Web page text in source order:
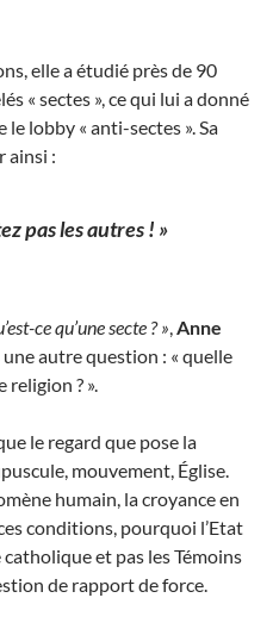
elle a étudié près de 90
« sectes », ce qui lui a donné
lobby « anti-sectes ». Sa
ainsi :
pas les autres ! »
ce qu’une secte ? »,Anne
autre question : « quelle
? ».
le regard que pose la
mouvement, Église.
humain, la croyance en
conditions, pourquoi l’Etat
et pas les Témoins
de rapport de force.